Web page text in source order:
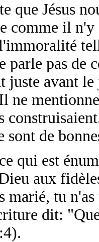
que Jésus
comme il n'y
parle pas de
juste avant
ne
sont de
qui est
aux
marié, tu
dit: